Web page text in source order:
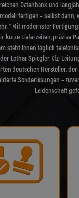
Datenbank und
fertigen – selbst dann,
Mit modernster
kurze Lieferzeiten, präzise
steht Ihnen täglich
Lothar Spiegler Kfz-
deutschen Hersteller,
Sonderlösungen –
Leidenschaft